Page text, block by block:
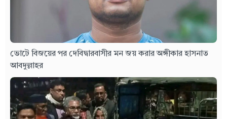
ভোটে বিজয়ের পর দেবিদ্বারবাসীর মন জয় করার অঙ্গীকার হাসনাত
আবদুল্লাহর